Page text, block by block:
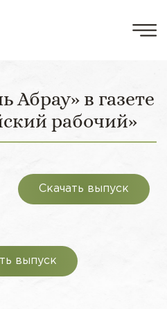
в газете
рабочий»
Скачать выпуск
выпуск